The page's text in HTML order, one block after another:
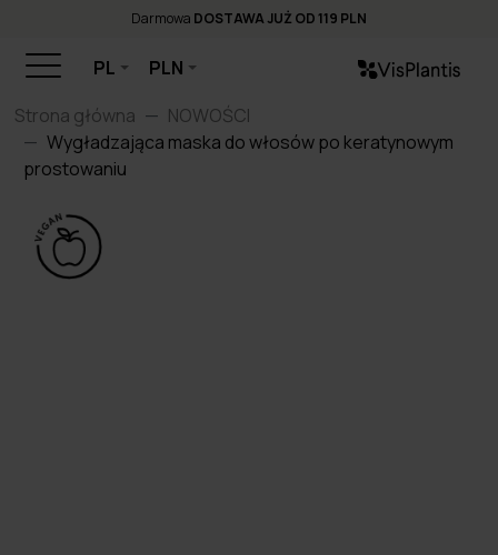
Darmowa DOSTAWA JUŻ OD 119 PLN
PL
PLN
Strona główna
NOWOŚCI
Wygładzająca maska do włosów po keratynowym
prostowaniu